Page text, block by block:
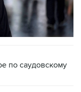
по саудовскому